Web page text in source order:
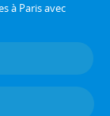
à Paris avec